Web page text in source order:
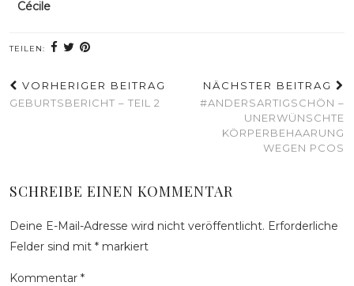
Cécile
TEILEN:
VORHERIGER BEITRAG
GEBURTSBERICHT – TEIL 2
NÄCHSTER BEITRAG
#ANDERSARTIGSCHÖN –
UNERWÜNSCHTE
KÖRPERBEHAARUNG
WEGEN PCOS
SCHREIBE EINEN KOMMENTAR
Deine E-Mail-Adresse wird nicht veröffentlicht. Erforderliche
Felder sind mit * markiert
Kommentar *